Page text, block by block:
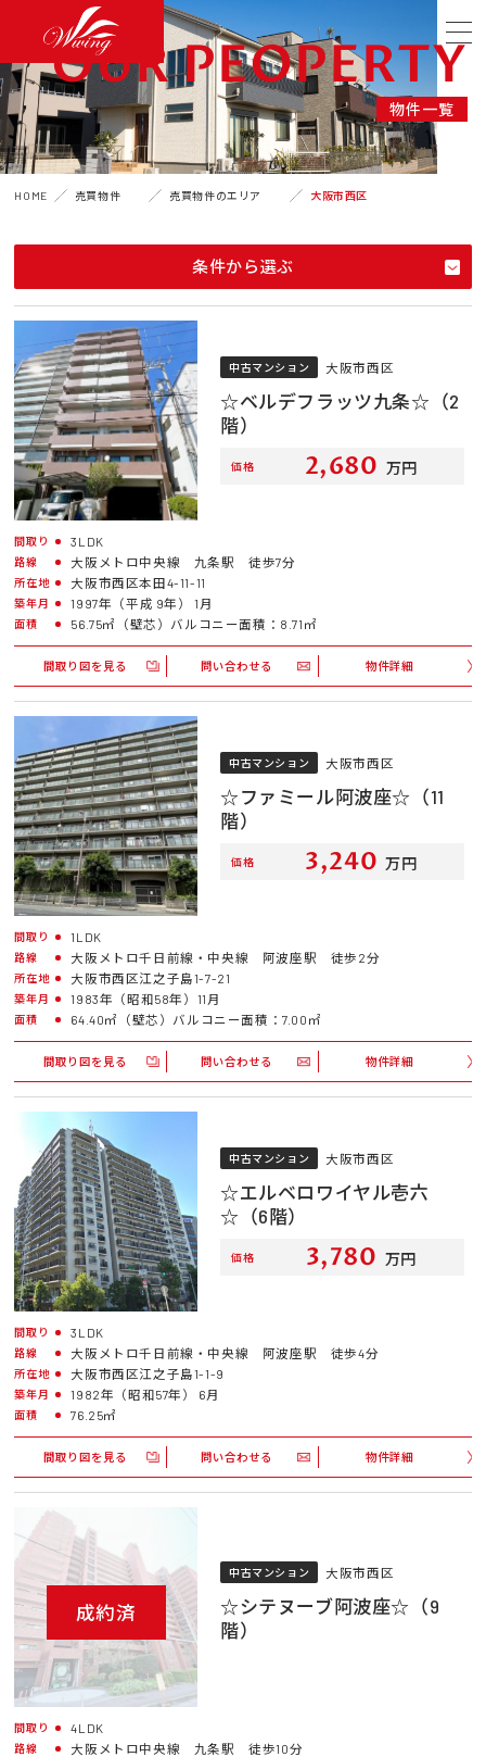
OUR PEOPERTY
物件一覧
HOME 売買物件 売買物件のエリア 大阪市西区
条件から選ぶ
中古マンション 大阪市西区
☆ベルデフラッツ九条☆（2
階）
価格 2,680 万円
間取り 3LDK
路線 大阪メトロ中央線 九条駅 徒歩7分
所在地 大阪市西区本田4-11-11
築年月 1997年（平成 9年） 1月
面積 56.75㎡（壁芯）バルコニー面積：8.71㎡
間取り図を見る 問い合わせる 物件詳細
中古マンション 大阪市西区
☆ファミール阿波座☆（11
階）
価格 3,240 万円
間取り 1LDK
路線 大阪メトロ千日前線・中央線 阿波座駅 徒歩2分
所在地 大阪市西区江之子島1-7-21
築年月 1983年（昭和58年）11月
面積 64.40㎡（壁芯）バルコニー面積：7.00㎡
間取り図を見る 問い合わせる 物件詳細
中古マンション 大阪市西区
☆エルベロワイヤル壱六
☆（6階）
価格 3,780 万円
間取り 3LDK
路線 大阪メトロ千日前線・中央線 阿波座駅 徒歩4分
所在地 大阪市西区江之子島1-1-9
築年月 1982年（昭和57年） 6月
面積 76.25㎡
間取り図を見る 問い合わせる 物件詳細
成約済
中古マンション 大阪市西区
☆シテヌーブ阿波座☆（9
階）
間取り 4LDK
路線 大阪メトロ中央線 九条駅 徒歩10分